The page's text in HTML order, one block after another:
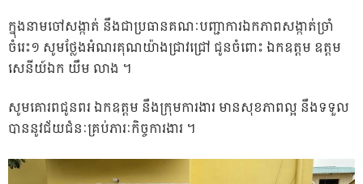
ក្នុងនាមចៅសង្កាត់ នឹងជាប្រធានគណៈបញ្ជាការឯកភាពសង្កាត់ច្រាំ
ចំរេះ១ សូមថ្លែងអំណរគុណយ៉ាងជ្រាវជ្រៅ ជូនចំពោះ ឯកឧត្តម ឧត្តម
សេនីយ៍ឯក យឹម លាង ។
សូមគោរពជូនពរ ឯកឧត្តម នឹងក្រុមការងារ មានសុខភាពល្អ នឹងទទួល
បាននូវជ័យជំនៈគ្រប់ភារៈកិច្ចការងារ ។